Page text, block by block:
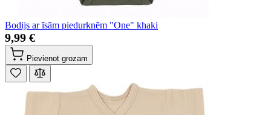
Bodijs ar īsām piedurknēm "One" khaki
9,99 €
Pievienot grozam